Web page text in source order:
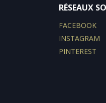
RÉSEAUX
FACEBOOK
INSTAGRAM
PINTEREST